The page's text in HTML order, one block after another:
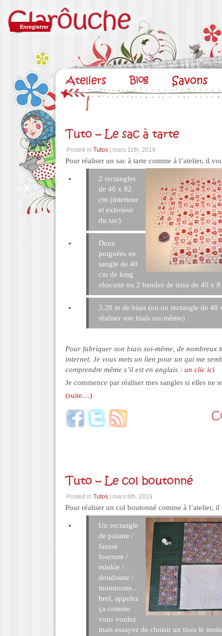
Tuto – Le sac à tarte
Posted in Tutos | mars 11th, 2019
Pour réaliser un sac à tarte comme à l’atelier, il
2 rectangles
de 40 x 82
cm (interieur
et exterieur
du sac)
Deux
poignées en
sangle de 40
cm de long
chacune ou 2 bandes de tissu de 40 x
3.20 m de biais (ou un rectangle de 40
réaliser son biais soi-même)
Pour fabriquer son biais soi-même, de nombreux
internet. Je vous mets un lien pour un qui me
comprendre même s’il est en anglais : un clic ici
Je commence par réaliser mes sangles si elles ne
(suite…)
Tuto – Le col boutonné
Posted in Tutos | mars 6th, 2019
Pour réaliser un col boutonné comme à l’atelier,
Un rectangle
de polaire /
fausse
fourrure /
minkie /
doudoune /
moumoute…
bref, appelez
ça comme
vous voulez
mais essayez de choisir un tissu le
Enregistrer